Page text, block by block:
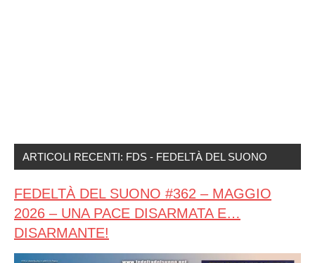
ARTICOLI RECENTI: FDS - FEDELTÀ DEL SUONO
FEDELTÀ DEL SUONO #362 – MAGGIO
2026 – UNA PACE DISARMATA E…
DISARMANTE!